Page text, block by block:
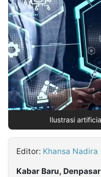
Partner
Insight
NTB
Suara
Time
Lens
IDN
Daily
Jogja
Jalan
Rakyat
Idealita
News
Kita
Notice
Dinamikapost.com
Radar
Baru
Seedbacklink
Follow
Kabarbaru
Ilustrasi
Editor: Khansa Nadira
Kabar Baru, Denpasar